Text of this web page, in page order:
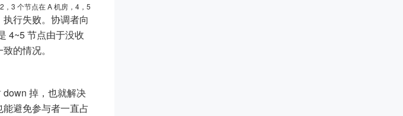
，3 个节点在 A 机房，4，5
行失败。协调者向
4~5 节点由于没收
的情况。
掉，也就解决
避免参与者一直占